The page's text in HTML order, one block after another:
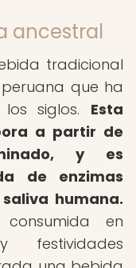
ancestral
tradicional
que ha
siglos. Esta
a partir de
y es
de enzimas
humana.
en
festividades